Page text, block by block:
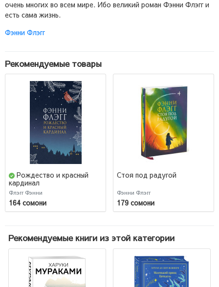
очень многих во всем мире. Ибо великий роман Фэнни Флэгг и
есть сама жизнь.
Фэнни Флэгг
Рекомендуемые товары
Рождество и красный
кардинал
Флэгг Фэнни
164 сомони
Стоя под радугой
Фэнни Флэгг
179 сомони
Рекомендуемые книги из этой категории